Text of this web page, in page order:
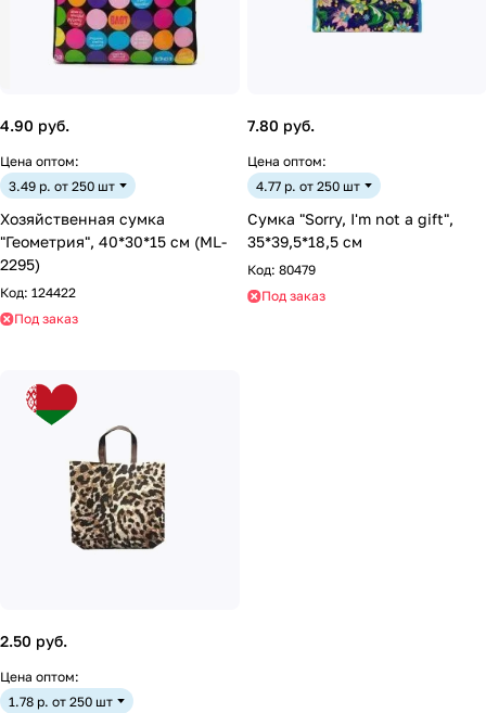
4.90 руб.
Цена оптом:
3.49 р. от 250 шт
Хозяйственная сумка
"Геометрия", 40*30*15 см (ML-
2295)
Код: 124422
Под заказ
7.80 руб.
Цена оптом:
4.77 р. от 250 шт
Сумка "Sorry, I'm not a gift",
35*39,5*18,5 см
Код: 80479
Под заказ
2.50 руб.
Цена оптом:
1.78 р. от 250 шт